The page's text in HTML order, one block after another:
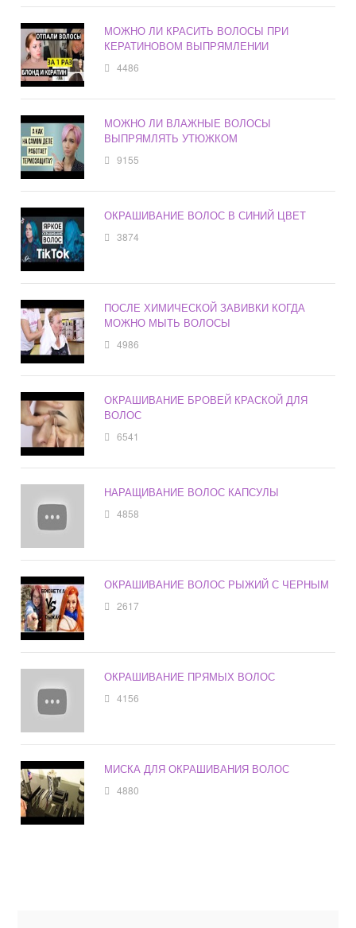
МОЖНО ЛИ КРАСИТЬ ВОЛОСЫ ПРИ
КЕРАТИНОВОМ ВЫПРЯМЛЕНИИ
4486
МОЖНО ЛИ ВЛАЖНЫЕ ВОЛОСЫ
ВЫПРЯМЛЯТЬ УТЮЖКОМ
9155
ОКРАШИВАНИЕ ВОЛОС В СИНИЙ ЦВЕТ
3874
ПОСЛЕ ХИМИЧЕСКОЙ ЗАВИВКИ КОГДА
МОЖНО МЫТЬ ВОЛОСЫ
4986
ОКРАШИВАНИЕ БРОВЕЙ КРАСКОЙ ДЛЯ
ВОЛОС
6541
НАРАЩИВАНИЕ ВОЛОС КАПСУЛЫ
4858
ОКРАШИВАНИЕ ВОЛОС РЫЖИЙ С ЧЕРНЫМ
2617
ОКРАШИВАНИЕ ПРЯМЫХ ВОЛОС
4156
МИСКА ДЛЯ ОКРАШИВАНИЯ ВОЛОС
4880